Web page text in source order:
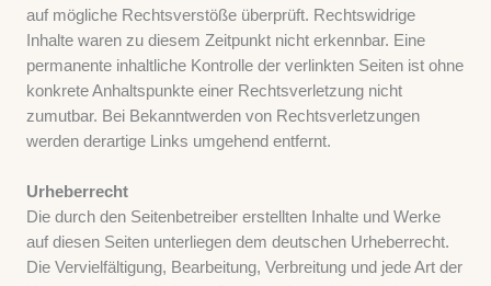
auf mögliche Rechtsverstöße überprüft. Rechtswidrige
Inhalte waren zu diesem Zeitpunkt nicht erkennbar. Eine
permanente inhaltliche Kontrolle der verlinkten Seiten ist ohne
konkrete Anhaltspunkte einer Rechtsverletzung nicht
zumutbar. Bei Bekanntwerden von Rechtsverletzungen
werden derartige Links umgehend entfernt.
Urheberrecht
Die durch den Seitenbetreiber erstellten Inhalte und Werke
auf diesen Seiten unterliegen dem deutschen Urheberrecht.
Die Vervielfältigung, Bearbeitung, Verbreitung und jede Art der